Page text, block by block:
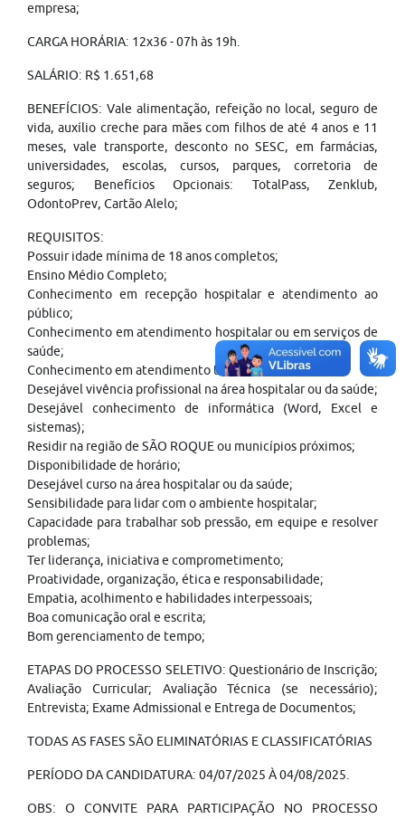
empresa;
CARGA HORÁRIA: 12x36 - 07h às 19h.
SALÁRIO: R$ 1.651,68
BENEFÍCIOS: Vale alimentação, refeição no local, seguro de
vida, auxílio creche para mães com filhos de até 4 anos e 11
meses, vale transporte, desconto no SESC, em farmácias,
universidades, escolas, cursos, parques, corretoria de
seguros; Benefícios Opcionais: TotalPass, Zenklub,
OdontoPrev, Cartão Alelo;
REQUISITOS:
Possuir idade mínima de 18 anos completos;
Ensino Médio Completo;
Conhecimento em recepção hospitalar e atendimento ao
público;
Conhecimento em atendimento hospitalar ou em serviços de
saúde;
Conhecimento em atendimento telefônico;
Desejável vivência profissional na área hospitalar ou da saúde;
Desejável conhecimento de informática (Word, Excel e
sistemas);
Residir na região de SÃO ROQUE ou municípios próximos;
Disponibilidade de horário;
Desejável curso na área hospitalar ou da saúde;
Sensibilidade para lidar com o ambiente hospitalar;
Capacidade para trabalhar sob pressão, em equipe e resolver
problemas;
Ter liderança, iniciativa e comprometimento;
Proatividade, organização, ética e responsabilidade;
Empatia, acolhimento e habilidades interpessoais;
Boa comunicação oral e escrita;
Bom gerenciamento de tempo;
ETAPAS DO PROCESSO SELETIVO: Questionário de Inscrição;
Avaliação Curricular; Avaliação Técnica (se necessário);
Entrevista; Exame Admissional e Entrega de Documentos;
TODAS AS FASES SÃO ELIMINATÓRIAS E CLASSIFICATÓRIAS
PERÍODO DA CANDIDATURA: 04/07/2025 À 04/08/2025.
OBS: O CONVITE PARA PARTICIPAÇÃO NO PROCESSO